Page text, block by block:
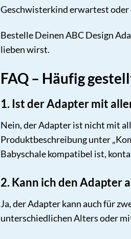
Geschwisterkind erwartest oder
Bestelle Deinen ABC Design
lieben wirst.
FAQ – Häufig
1. Ist der Adapter mit
Nein, der Adapter ist nicht mit
Produktbeschreibung unter
Babyschale kompatibel ist,
2. Kann ich den Adapter
Ja, der Adapter kann auch für
unterschiedlichen Alters oder